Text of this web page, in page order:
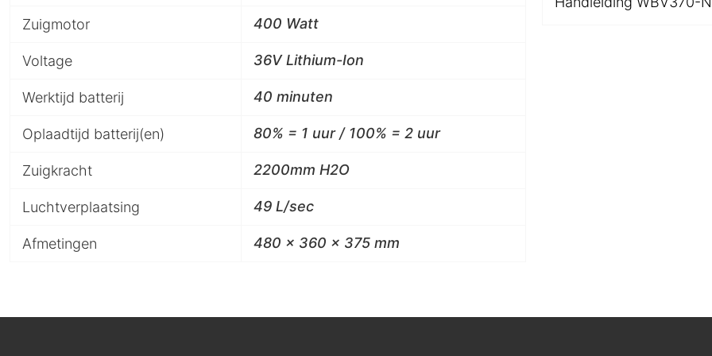
Zuigmotor 400 Watt
Voltage 36V Lithium-Ion
Werktijd batterij 40 minuten
Oplaadtijd batterij(en) 80% = 1 uur / 100% = 2 uur
Zuigkracht 2200mm H2O
Luchtverplaatsing 49 L/sec
Afmetingen 480 x 360 x 375 mm